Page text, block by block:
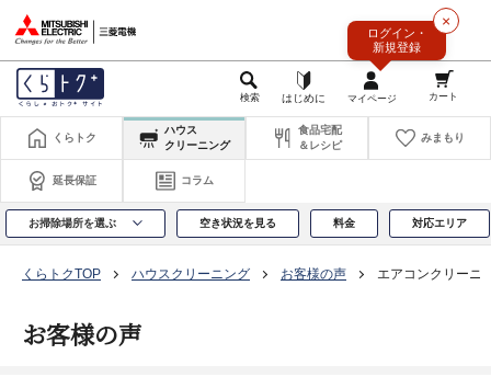
×
ログイン・
新規登録
くらトク
ハウス
クリーニング
食品宅配
＆レシピ
みまもり
延長保証 コラム
お掃除場所を選ぶ 空き状況を見る 料金 対応エリア
くらトクTOP ハウスクリーニング お客様の声 エアコンクリーニ
お客様の声